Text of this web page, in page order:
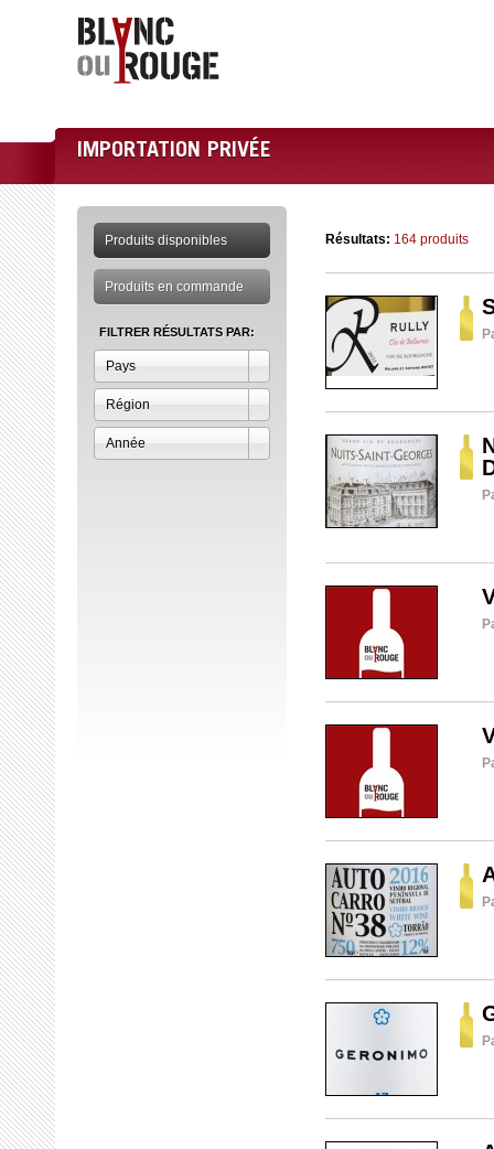
IMPORTATION PRIVÉE
Produits disponibles
Produits en commande
FILTRER RÉSULTATS PAR:
Pays
Région
Année
Résultats: 164 produits